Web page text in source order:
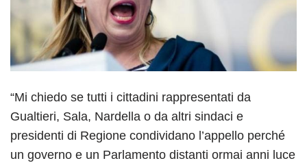
“Mi chiedo se tutti i cittadini rappresentati da
Gualtieri, Sala, Nardella o da altri sindaci e
presidenti di Regione condividano l’appello perché
un governo e un Parlamento distanti ormai anni luce